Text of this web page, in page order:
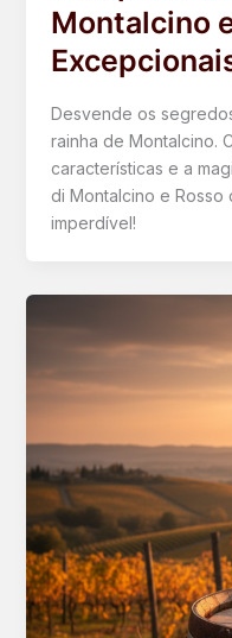
Montalcino
Desvende os
rainha de Montalcino.
características e a
di Montalcino e Rosso
imperdível!